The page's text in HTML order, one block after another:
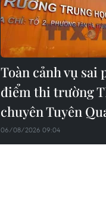
Toàn cảnh vụ sai
điểm thi trường
chuyên Tuyên
06/08/2026 09:04